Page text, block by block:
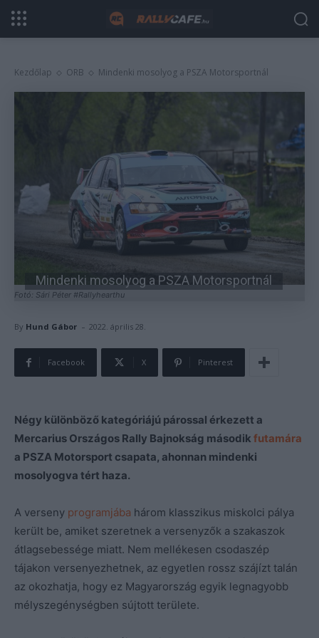
Kezdőlap ORB Mindenki mosolyog a PSZA Motorsportnál
Fotó: Sári Péter #Rallyhearthu
Mindenki mosolyog a PSZA Motorsportnál
By Hund Gábor - 2022. április 28.
Facebook X Pinterest
Négy különböző kategóriájú párossal érkezett a
Mercarius Országos Rally Bajnokság második futamára
a PSZA Motorsport csapata, ahonnan mindenki
mosolyogva tért haza.
A verseny programjába három klasszikus miskolci pálya
került be, amiket szeretnek a versenyzők a szakaszok
átlagsebessége miatt. Nem mellékesen csodaszép
tájakon versenyezhetnek, az egyetlen rossz szájízt talán
az okozhatja, hogy ez Magyarország egyik legnagyobb
mélyszegénységben sújtott területe.